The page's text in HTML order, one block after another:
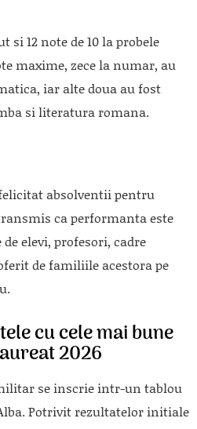
12 note de 10 la probele
maxime, zece la numar, au
iar alte doua au fost
si literatura romana.
absolventii pentru
ca performanta este
elevi, profesori, cadre
de familiile acestora pe
cu cele mai bune
2026
se inscrie intr-un tablou
Potrivit rezultatelor initiale